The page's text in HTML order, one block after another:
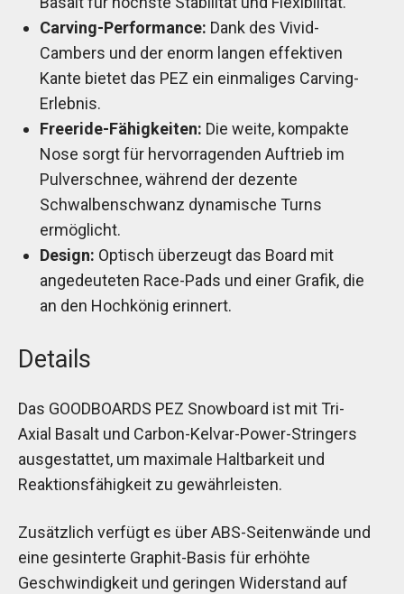
Carving-Performance: Dank des Vivid-
Cambers und der enorm langen effektiven
Kante bietet das PEZ ein einmaliges Carving-
Erlebnis.
Freeride-Fähigkeiten: Die weite, kompakte
Nose sorgt für hervorragenden Auftrieb im
Pulverschnee, während der dezente
Schwalbenschwanz dynamische Turns
ermöglicht.
Design: Optisch überzeugt das Board mit
angedeuteten Race-Pads und einer Grafik, die
an den Hochkönig erinnert.
Details
Das GOODBOARDS PEZ Snowboard ist mit Tri-
Axial Basalt und Carbon-Kelvar-Power-Stringers
ausgestattet, um maximale Haltbarkeit und
Reaktionsfähigkeit zu gewährleisten.
Zusätzlich verfügt es über ABS-Seitenwände und
eine gesinterte Graphit-Basis für erhöhte
Geschwindigkeit und geringen Widerstand auf